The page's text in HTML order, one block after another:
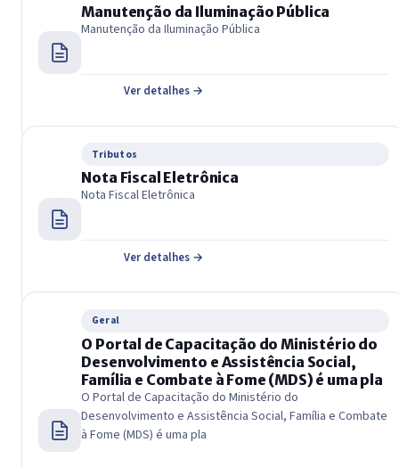
Manutenção da Iluminação Pública
Manutenção da Iluminação Pública
Ver detalhes →
Tributos
Nota Fiscal Eletrônica
Nota Fiscal Eletrônica
Ver detalhes →
Geral
O Portal de Capacitação do Ministério do
Desenvolvimento e Assistência Social,
Família e Combate à Fome (MDS) é uma pla
O Portal de Capacitação do Ministério do
Desenvolvimento e Assistência Social, Família e Combate
à Fome (MDS) é uma pla